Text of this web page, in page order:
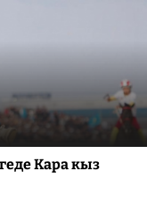
Кара кыз